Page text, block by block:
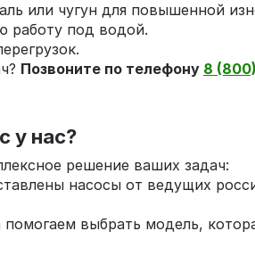
или чугун для повышенной
работу под водой.
Позвоните по телефону 8
у нас?
решение ваших задач:
насосы от ведущих
выбрать модель,